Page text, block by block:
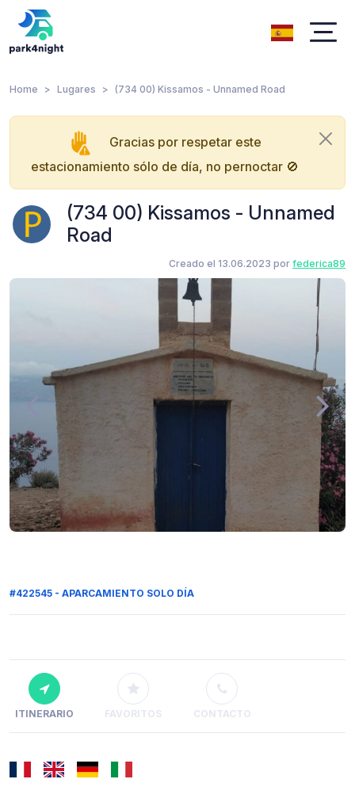
Home Lugares (734 00) Kissamos - Unnamed Road
Gracias por respetar este
estacionamiento sólo de día, no pernoctar 🚫
(734 00) Kissamos - Unnamed
Road
Creado el 13.06.2023 por federica89
#422545 - APARCAMIENTO SOLO DÍA
ITINERARIO FAVORITOS CONTACTO